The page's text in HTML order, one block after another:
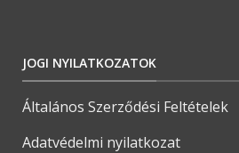
JOGI NYILATKOZATOK
Általános Szerződési Feltételek
Adatvédelmi nyilatkozat